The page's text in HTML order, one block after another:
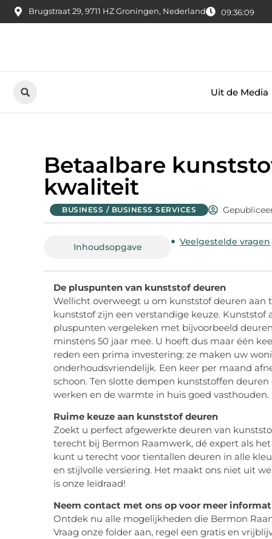
Brugstraat 29, 9711 HZ Groningen, Nederland 09:36:10
Uit de Media
Betaalbare
kwaliteit
BUSINESS / BUSINESS SERVICES
Inhoudsopgave Veelgestelde vragen
De pluspunten van kunststof deuren
Wellicht overweegt u om kunststof deuren aan
kunststof zijn een verstandige keuze.
pluspunten vergeleken met bijvoorbeeld
minstens 50 jaar mee. U hoeft dus maar één
reden een prima investering: ze maken uw
onderhoudsvriendelijk. Een keer per maand
schoon. Ten slotte dempen kunststoffen
werken en de warmte in huis goed vasthouden.
Ruime keuze aan kunststof deuren
Zoekt u perfect afgewerkte deuren van
terecht bij Bermon Raamwerk, dé expert als
kunt u terecht voor tientallen deuren in alle
en stijlvolle versiering. Het maakt ons niet uit
is onze leidraad!
Neem contact met ons op voor meer
Ontdek nu alle mogelijkheden die Bermon
Vraag onze folder aan, regel een gratis en